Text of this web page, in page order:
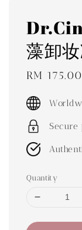
藻卸
Sale
RM 175.00
Secure
Quantity